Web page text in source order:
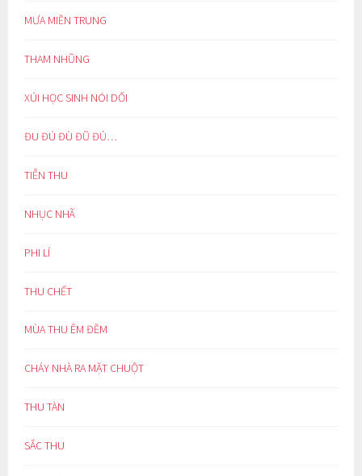
MƯA MIỀN TRUNG
THAM NHŨNG
XÚI HỌC SINH NÓI DỐI
ĐU ĐÚ ĐÙ ĐŨ ĐỦ…
TIỄN THU
NHỤC NHÃ
PHI LÍ
THU CHẾT
MÙA THU ÊM ĐỀM
CHÁY NHÀ RA MẶT CHUỘT
THU TÀN
SẮC THU